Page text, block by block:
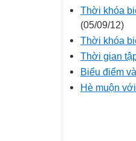
Thời khóa
(05/09/12)
Thời khóa
Thời gian
Biểu điểm
Hè muộn